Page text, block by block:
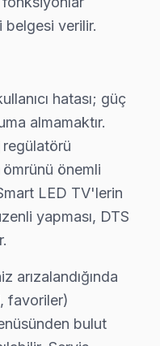
Kullanıcı kaynaklı
– Hızlı
yaşamınızı
adresinize ulaşırız
parça ile tek
tatil günlerinde servis
alternatif
için vakit
Yıllık Deneyim
belgesi verilir.
hatası; güç
almamaktır.
ömrünü önemli
LED TV'lerin
yapması, DTS
arızalandığında
favoriler)
bulut